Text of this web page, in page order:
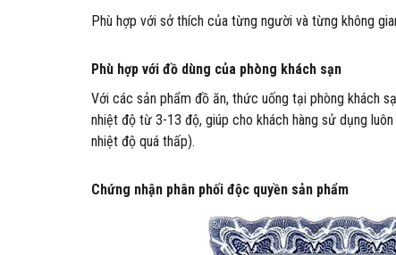
Phù hợp với sở thích của từng người và từng không
Phù hợp với đồ dùng của phòng khách sạn
Với các sản phẩm đồ ăn, thức uống tại phòng khách
nhiệt độ từ 3-13 độ, giúp cho khách hàng sử dụng
nhiệt độ quá thấp).
Chứng nhận phân phối độc quyền sản phẩm